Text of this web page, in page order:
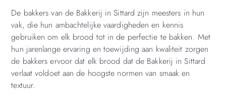
De bakkers van de Bakkerij in Sittard zijn meesters in hun
vak, die hun ambachtelijke vaardigheden en kennis
gebruiken om elk brood tot in de perfectie te bakken. Met
hun jarenlange ervaring en toewijding aan kwaliteit zorgen
de bakkers ervoor dat elk brood dat de Bakkerij in Sittard
verlaat voldoet aan de hoogste normen van smaak en
textuur.